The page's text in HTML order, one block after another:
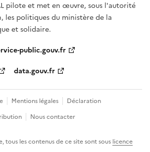
pilote et met en œuvre, sous l'autorité
les politiques du ministère de la
et solidaire.
public.gouv.fr
data.gouv.fr
Mentions légales
Déclaration
Nous contacter
tous les contenus de ce site sont sous licence